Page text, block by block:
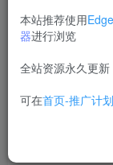
weime
在线看风之
集独家呈现47
捉。从浩瀚的
本站推荐使用
器进行浏览
全站资源永久更
可在首页-推广计划